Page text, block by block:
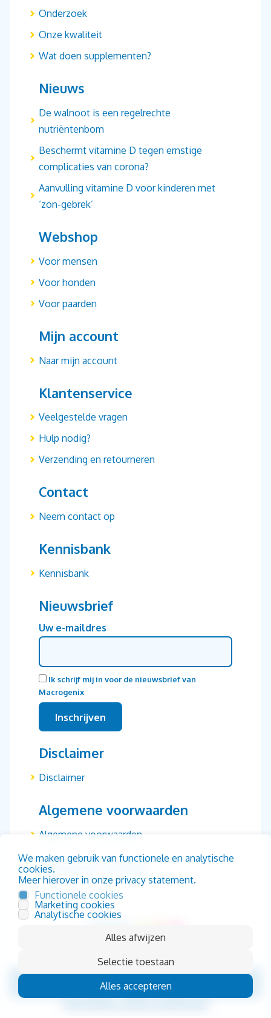
Onderzoek
Onze kwaliteit
Wat doen supplementen?
Nieuws
De walnoot is een regelrechte
nutriëntenbom
Beschermt vitamine D tegen ernstige
complicaties van corona?
Aanvulling vitamine D voor kinderen met
‘zon-gebrek’
Webshop
Voor mensen
Voor honden
Voor paarden
Mijn account
Naar mijn account
Klantenservice
Veelgestelde vragen
Hulp nodig?
Verzending en retourneren
Contact
Neem contact op
Kennisbank
Kennisbank
Nieuwsbrief
Uw e-maildres
Ik schrijf mij in voor de nieuwsbrief van
Macrogenix
Disclaimer
Disclaimer
Algemene voorwaarden
Algemene voorwaarden
Privacy & cookies
Privacy & cookies
© Macrogenix B.V. 2026
We maken gebruik van functionele en analytische
cookies.
Meer hierover in onze privacy statement.
Functionele cookies
Marketing cookies
Analytische cookies
Alles afwijzen
Selectie toestaan
Alles accepteren